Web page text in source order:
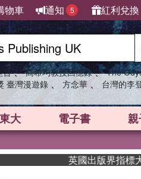
物車 通知 5 紅利兌換
吾 、 高希均教授回憶錄 、 The
臺灣漫遊錄 、 方念華 、 台灣的李
大 電子書
英國出版界指標大獎肯定